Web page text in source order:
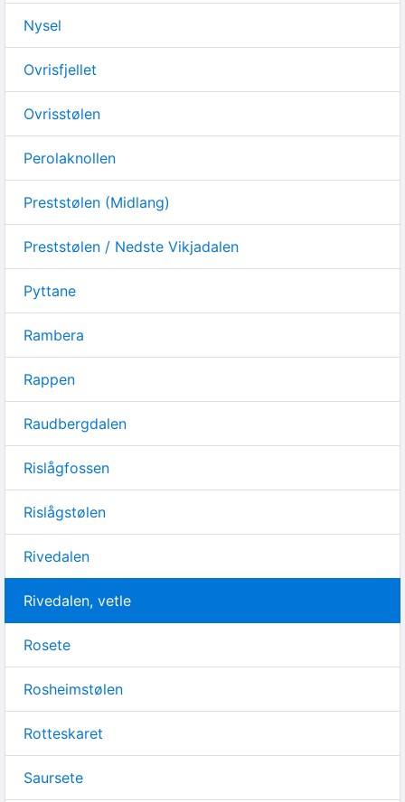
Nysel
Ovrisfjellet
Ovrisstølen
Perolaknollen
Preststølen (Midlang)
Preststølen / Nedste Vikjadalen
Pyttane
Rambera
Rappen
Raudbergdalen
Rislågfossen
Rislågstølen
Rivedalen
Rivedalen, vetle
Rosete
Rosheimstølen
Rotteskaret
Saursete